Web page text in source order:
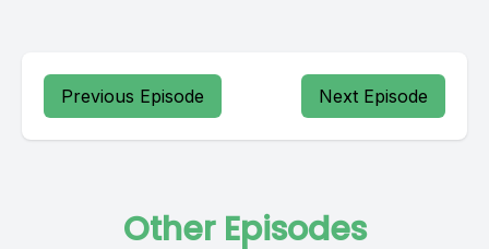
Previous Episode Next Episode
Other Episodes